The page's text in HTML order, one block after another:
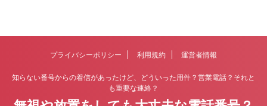
プライバシーポリシー 利用規約 運営者情報
知らない番号からの着信があったけど、どういった用件？営業電話？それと
も重要な連絡？